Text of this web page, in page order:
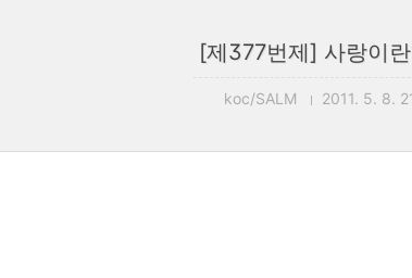
[제377번제] 사랑이
koc/SALM 2011. 5. 8.